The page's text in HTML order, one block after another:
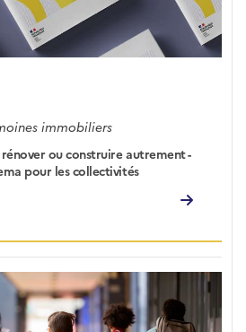
immobiliers
ou construire autrement -
pour les collectivités